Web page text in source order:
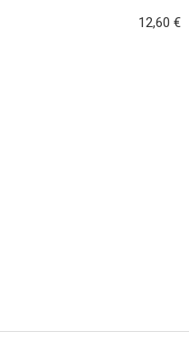
12,60 €